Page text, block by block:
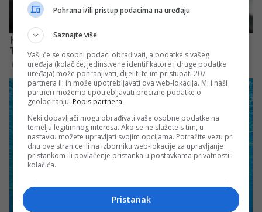
Pohrana i/ili pristup podacima na uređaju
Saznajte više
Vaši će se osobni podaci obrađivati, a podatke s vašeg
uređaja (kolačiće, jedinstvene identifikatore i druge podatke
uređaja) može pohranjivati, dijeliti te im pristupati 207
partnera ili ih može upotrebljavati ova web-lokacija. Mi i naši
partneri možemo upotrebljavati precizne podatke o
geolociranju. Popis partnera.
Neki dobavljači mogu obrađivati vaše osobne podatke na
temelju legitimnog interesa. Ako se ne slažete s tim, u
nastavku možete upravljati svojim opcijama. Potražite vezu pri
dnu ove stranice ili na izborniku web-lokacije za upravljanje
pristankom ili povlačenje pristanka u postavkama privatnosti i
kolačića.
Pristanak